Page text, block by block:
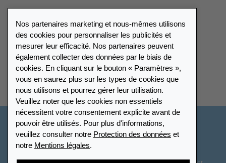
Portail des revendeurs
Répertoire des revendeurs
Trouver Leuchtturm
Nos partenaires marketing et nous-mêmes utilisons
des cookies pour personnaliser les publicités et
mesurer leur efficacité. Nos partenaires peuvent
également collecter des données par le biais de
cookies. En cliquant sur le bouton « Paramètres »,
vous en saurez plus sur les types de cookies que
nous utilisons et pourrez gérer leur utilisation.
Veuillez noter que les cookies non essentiels
nécessitent votre consentement explicite avant de
pouvoir être utilisés. Pour plus d'informations,
veuillez consulter notre Protection des données et
notre Mentions légales.
France
Paramètres des cookies